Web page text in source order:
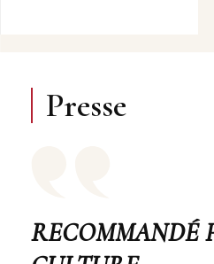
Presse
RECOMMANDÉ